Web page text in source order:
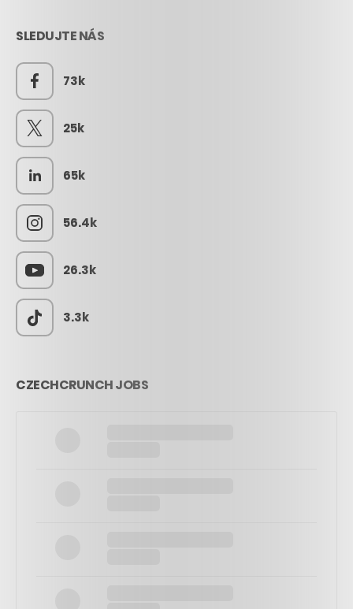
SLEDUJTE NÁS
73k
25k
65k
56.4k
26.3k
3.3k
CZECHCRUNCH JOBS